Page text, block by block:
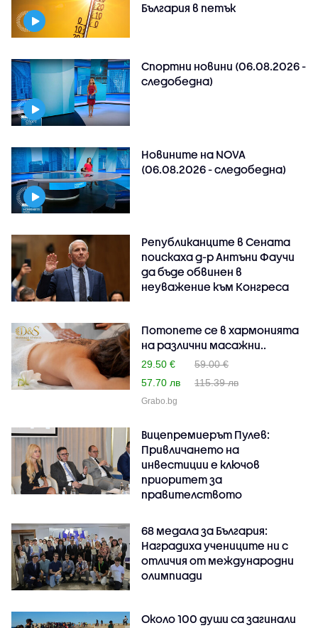
България в петък
Спортни новини (06.08.2026 -
следобедна)
Новините на NOVA
(06.08.2026 - следобедна)
Републиканците в Сената
поискаха д-р Антъни Фаучи
да бъде обвинен в
неуважение към Конгреса
Потопете се в хармонията
на различни масажни..
29.50 €
59.00 €
57.70 лв
115.39 лв
Grabo.bg
Вицепремиерът Пулев:
Привличането на
инвестиции е ключов
приоритет за
правителството
68 медала за България:
Наградиха учениците ни с
отличия от международни
олимпиади
Около 100 души са загинали